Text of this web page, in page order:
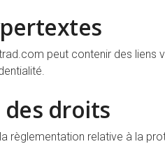
peut contenir des liens
des droits
règlementation relative à la